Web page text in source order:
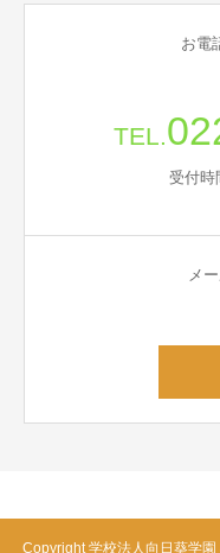
お電
TEL.
受付時
土
メ
Copyright 学校法人向日葵学